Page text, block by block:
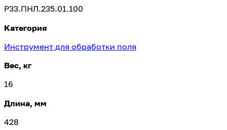
Р33.ПНЛ.235.01.100
Категория
Инструмент для обработки поля
Вес, кг
16
Длина, мм
428